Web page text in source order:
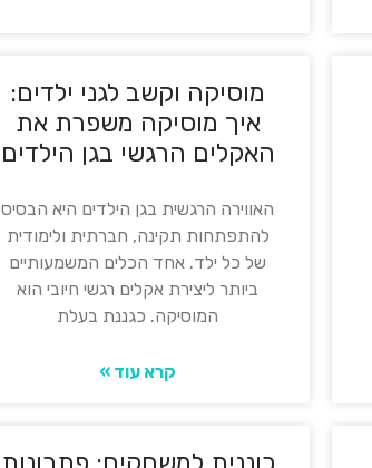
מוסיקה וקשב לגני ילדים:
איך מוסיקה משפרת את
האקלים הרגשי בגן הילדים
האווירה הרגשית בגן הילדים היא הבסיס
להתפתחות תקינה, חברתית ולימודית
של כל ילד. אחד הכלים המשמעותיים
ביותר ליצירת אקלים רגשי חיובי הוא
המוסיקה. כגננת בעלת
קרא עוד »